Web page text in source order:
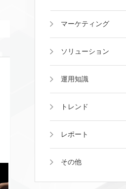
マーケティング
ソリューション
運用知識
トレンド
レポート
その他